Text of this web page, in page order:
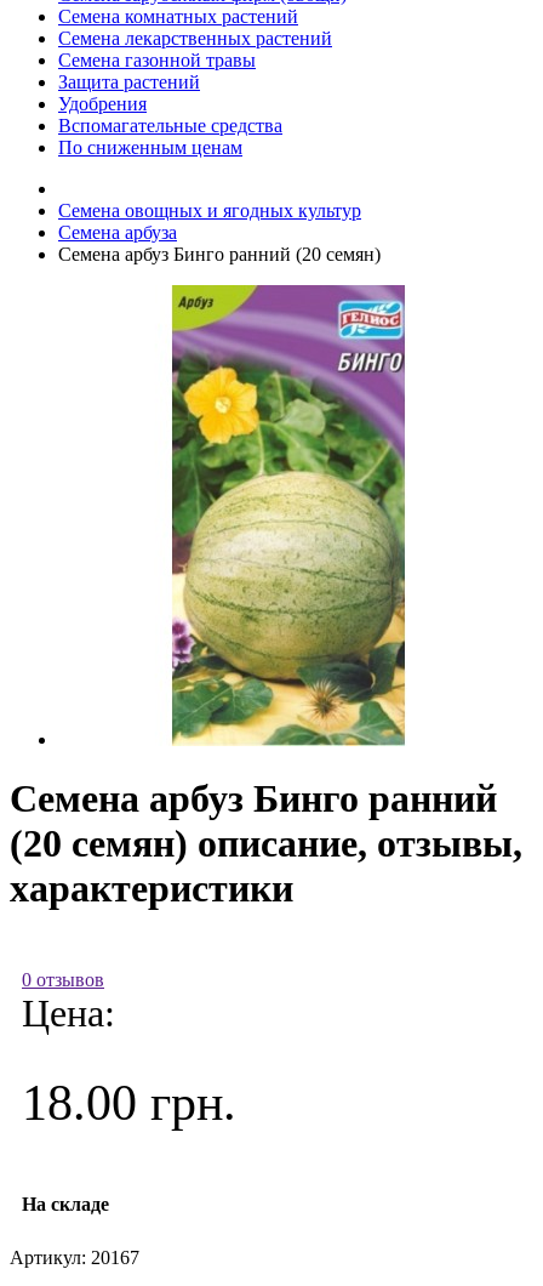
Семена комнатных растений
Семена лекарственных растений
Семена газонной травы
Защита растений
Удобрения
Вспомагательные средства
По сниженным ценам
Семена овощных и ягодных культур
Семена арбуза
Семена арбуз Бинго ранний (20 семян)
Семена арбуз Бинго ранний
(20 семян) описание, отзывы,
характеристики
0 отзывов
Цена:
18.00 грн.
На складе
Артикул: 20167